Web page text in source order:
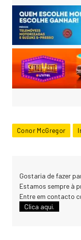
Conor McGregor
Gostaria de fazer
Estamos sempre à
Entre em contacto
Clica aqui.